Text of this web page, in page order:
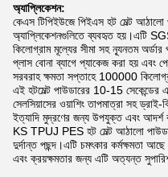
অ্যাপ্লিকেশন:
কেএস টিপিইউজে পিইএস হট মেল্ট আঠালো
অ্যাপ্লিকেশনগুলিতে ব্যবহৃত হয়।এটি
কিলোগ্রাম মূল্যের সীমা সহ ন্যূনতম
প্লাস বোনা ব্যাগে প্যাকেজ করা হয় এবং
সরবরাহ ক্ষমতা সপ্তাহে 100000
এই হটমেল্ট পাউডারের 10-15
সেলসিয়াসের ওয়াশিং তাপমাত্রা সহ
ইত্যাদি মুদ্রণের জন্য উপযুক্ত এবং আদর্শ
KS TPUJ PES হট মেল্ট আঠালো
দুর্দান্ত পছন্দ।এটি চমৎকার কর্মক্ষমতা
এবং ক্রয়ক্ষমতার জন্য এটি অত্যন্ত